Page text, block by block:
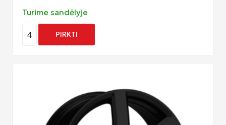
Turime sandėlyje
4 PIRKTI